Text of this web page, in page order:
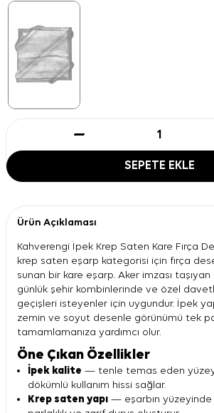
SEPETE EKLE
Ürün Açıklaması
Kahverengi İpek Krep Saten Kare Fırça
krep saten eşarp kategorisi için fırça
sunan bir kare eşarp. Aker imzası taşıyan
günlük şehir kombinlerinde ve özel
geçişleri isteyenler için uygundur. İpek
zemin ve soyut desenle görünümü tek
tamamlamanıza yardımcı olur.
Öne Çıkan Özellikler
İpek kalite — tenle temas eden
dökümlü kullanım hissi sağlar.
Krep saten yapı — eşarbın